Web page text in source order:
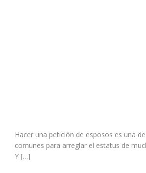
Hacer una petición de esposos es una
comunes para arreglar el estatus de
Y […]